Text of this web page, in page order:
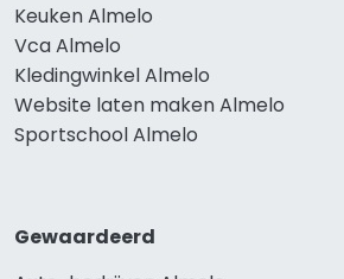
Keuken Almelo
Vca Almelo
Kledingwinkel Almelo
Website laten maken Almelo
Sportschool Almelo
Gewaardeerd